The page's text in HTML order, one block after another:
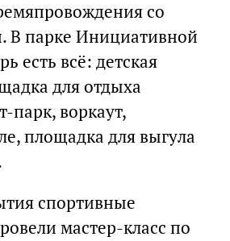
со
В парке Инициативной
есть всё: детская
для отдыха
парк, воркаут,
площадка для выгула
спортивные
мастер-класс по